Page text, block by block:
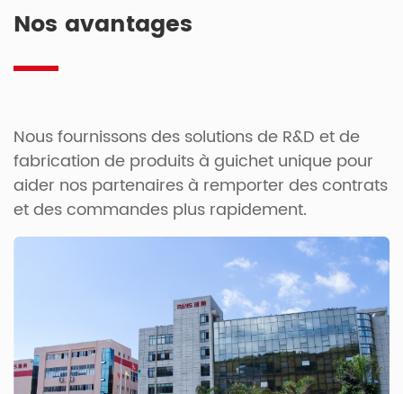
Nos avantages
Nous fournissons des solutions de R&D et de
fabrication de produits à guichet unique pour
aider nos partenaires à remporter des contrats
et des commandes plus rapidement.